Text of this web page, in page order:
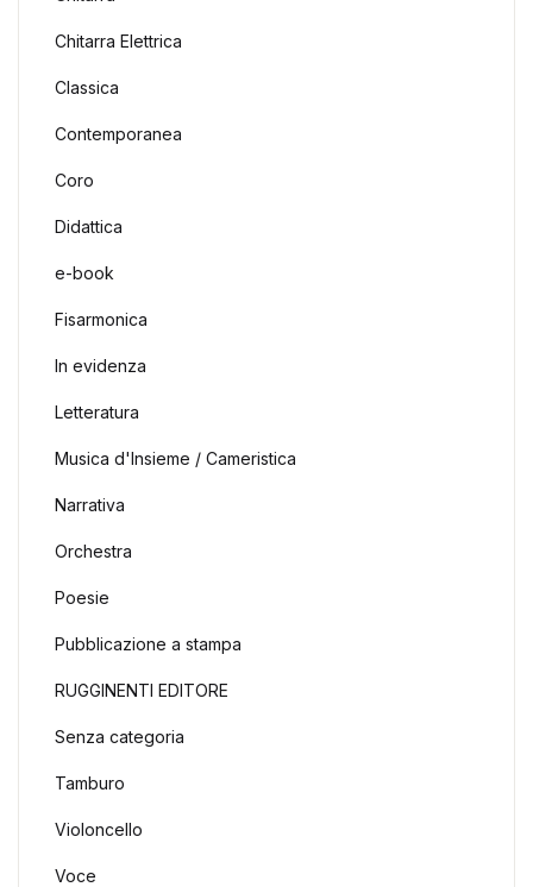
Chitarra Elettrica
Classica
Contemporanea
Coro
Didattica
e-book
Fisarmonica
In evidenza
Letteratura
Musica d'Insieme / Cameristica
Narrativa
Orchestra
Poesie
Pubblicazione a stampa
RUGGINENTI EDITORE
Senza categoria
Tamburo
Violoncello
Voce